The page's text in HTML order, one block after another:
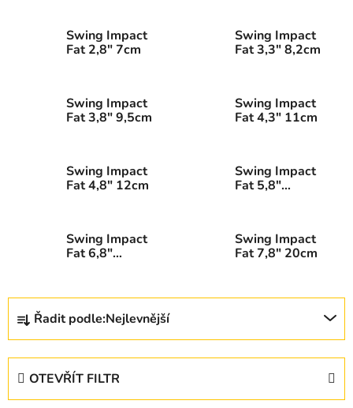
Swing Impact
Fat 2,8" 7cm
Swing Impact
Fat 3,3" 8,2cm
Swing Impact
Fat 3,8" 9,5cm
Swing Impact
Fat 4,3" 11cm
Swing Impact
Fat 4,8" 12cm
Swing Impact
Fat 5,8"
Swing Impact
Fat 6,8"
Swing Impact
Fat 7,8" 20cm
Ř
z
Řadit podle:Nejlevnější
OTEVŘÍT FILTR